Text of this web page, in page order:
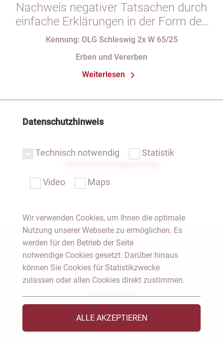
Nachweis negativer Tatsachen durch
einfache Erklärungen in der Form des
§ 29 GBO (hier: Nichtgeltendmachung
Kennung: OLG Schleswig 2x W 65/25
Erben und Vererben
Weiterlesen
Notar Dresden
Fachgebiete
Das Notariat
Vorträge & Veröffentlichungen
Datenschutzhinweis
Technisch notwendig Statistik
Video Maps
Wir verwenden Cookies, um Ihnen die optimale
Nutzung unserer Webseite zu ermöglichen. Es
werden für den Betrieb der Seite
notwendige Cookies gesetzt. Darüber hinaus
können Sie Cookies für Statistikzwecke
zulassen oder allen Cookies direkt zustimmen.
ALLE AKZEPTIEREN